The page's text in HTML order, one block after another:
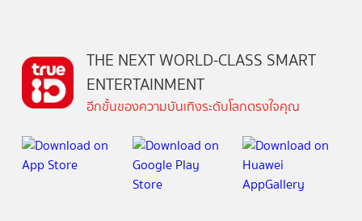
THE NEXT WORLD-CLASS SMART
ENTERTAINMENT
อีกขั้นของความบันเทิงระดับโลกตรงใจคุณ